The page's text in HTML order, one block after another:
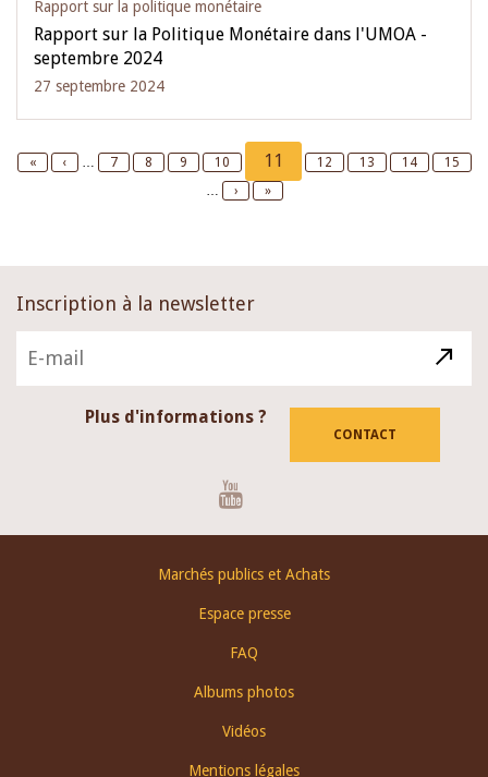
Rapport sur la politique monétaire
Rapport sur la Politique Monétaire dans l'UMOA -
septembre 2024
27 septembre 2024
First
«
Previous
‹ … Page
7 Page
8 Page
9 Page
10
Current
page
11 Page
12 Page
13 Page
14 Page
15
…
Next
›
Last
»
Inscription à la newsletter
Plus d'informations ?
CONTACT
Marchés publics et Achats
Espace presse
FAQ
Albums photos
Vidéos
Mentions légales